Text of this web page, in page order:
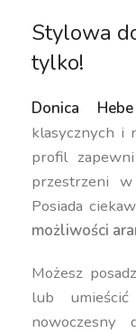
Stylowa
tylko!
Donica
klasycznych i
profil
przestrzeni
Posiada
możliwości
Możesz
lub
nowoczesny